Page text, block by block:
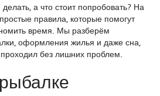
делать, а что стоит попробовать? На
правила, которые помогут
время. Мы разберём
оформления жилья и даже сна,
без лишних проблем.